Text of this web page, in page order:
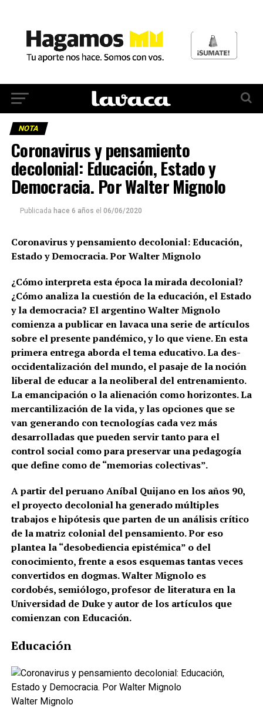
NOTA
Coronavirus y pensamiento
decolonial: Educación, Estado y
Democracia. Por Walter Mignolo
Publicada hace 6 años el 06/06/2020
Coronavirus y pensamiento decolonial: Educación,
Estado y Democracia. Por Walter Mignolo
¿Cómo interpreta esta época la mirada decolonial?
¿Cómo analiza la cuestión de la educación, el Estado
y la democracia? El argentino Walter Mignolo
comienza a publicar en lavaca una serie de artículos
sobre el presente pandémico, y lo que viene. En esta
primera entrega aborda el tema educativo. La des-
occidentalización del mundo, el pasaje de la noción
liberal de educar a la neoliberal del entrenamiento.
La emancipación o la alienación como horizontes. La
mercantilización de la vida, y las opciones que se
van generando con tecnologías cada vez más
desarrolladas que pueden servir tanto para el
control social como para preservar una pedagogía
que define como de “memorias colectivas”.
A partir del peruano Aníbal Quijano en los años 90,
el proyecto decolonial ha generado múltiples
trabajos e hipótesis que parten de un análisis crítico
de la matriz colonial del pensamiento. Por eso
plantea la “desobediencia epistémica” o del
conocimiento, frente a esos esquemas tantas veces
convertidos en dogmas. Walter Mignolo es
cordobés, semiólogo, profesor de literatura en la
Universidad de Duke y autor de los artículos que
comienzan con Educación.
Educación
Walter Mignolo